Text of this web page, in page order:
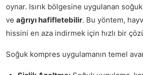
oynar. Isırık bölgesine uygulanan
ve ağrıyı hafifletebilir. Bu yöntem,
hissini en aza indirmek için hızlı bir
Soğuk kompres uygulamanın temel